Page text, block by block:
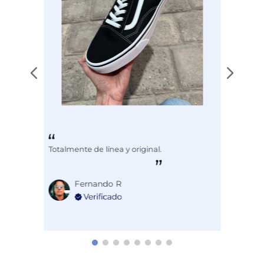
Totalmente de línea y original.
Fernando R